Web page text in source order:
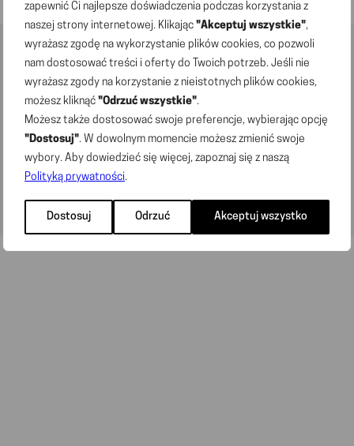
zapewnić Ci najlepsze doświadczenia podczas korzystania z
naszej strony internetowej. Klikając "Akceptuj wszystkie",
wyrażasz zgodę na wykorzystanie plików cookies, co pozwoli
nam dostosować treści i oferty do Twoich potrzeb. Jeśli nie
wyrażasz zgody na korzystanie z nieistotnych plików cookies,
możesz kliknąć "Odrzuć wszystkie".
Możesz także dostosować swoje preferencje, wybierając opcję
"Dostosuj". W dowolnym momencie możesz zmienić swoje
wybory. Aby dowiedzieć się więcej, zapoznaj się z naszą
Polityką prywatności.
Dostosuj Odrzuć Akceptuj wszystko
© 2026 „DINO POLSKA” S.A. Wszelkie prawa
zastrzeżone